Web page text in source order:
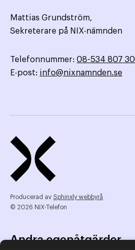
Mattias Grundström,
Sekreterare på NIX-nämnden
Telefonnummer: 08-534 807 30
E-post: info@nixnamnden.se
Producerad av Sphinxly webbyrå
© 2026 NIX-Telefon
Andra egenåtgärder